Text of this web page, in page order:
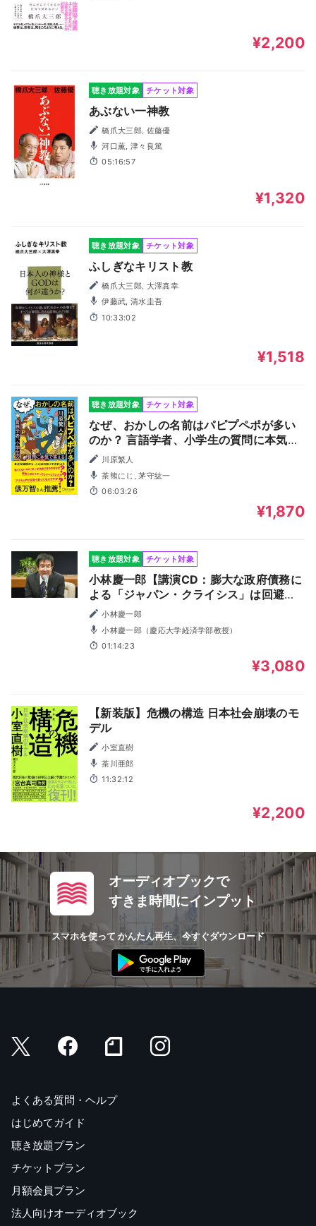
¥2,200
聴き放題対象 チケット対象
あぶない一神教
橋爪大三郎, 佐藤優
河口薫, 津々良篤
05:16:57
¥1,320
聴き放題対象 チケット対象
ふしぎなキリスト教
橋爪大三郎, 大澤真幸
伊藤武, 清水圭吾
10:33:02
¥1,518
聴き放題対象 チケット対象
なぜ、おかしの名前はパピプペポが多い
のか？ 言語学者、小学生の質問に本気で
答える
川原繁人
茶熊にじ, 茅守紘一
06:03:26
¥1,870
聴き放題対象 チケット対象
小林慶一郎【講演CD：膨大な政府債務に
よる「ジャパン・クライシス」は回避で
きるか】
小林慶一郎
小林慶一郎（慶応大学経済学部教授）
01:14:23
¥3,080
【新装版】危機の構造 日本社会崩壊のモ
デル
小室直樹
茶川亜郎
11:32:12
¥2,200
オーディオブックで
すきま時間にインプット
スマホを使って かんたん再生、今すぐダウンロード
よくある質問・ヘルプ
はじめてガイド
聴き放題プラン
チケットプラン
月額会員プラン
法人向けオーディオブック